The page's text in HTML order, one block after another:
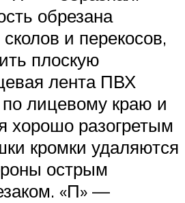
обрезана
сколов и перекосов,
плоскую
лента ПВХ
лицевому краю и
хорошо разогретым
кромки удаляются
острым
«П» —